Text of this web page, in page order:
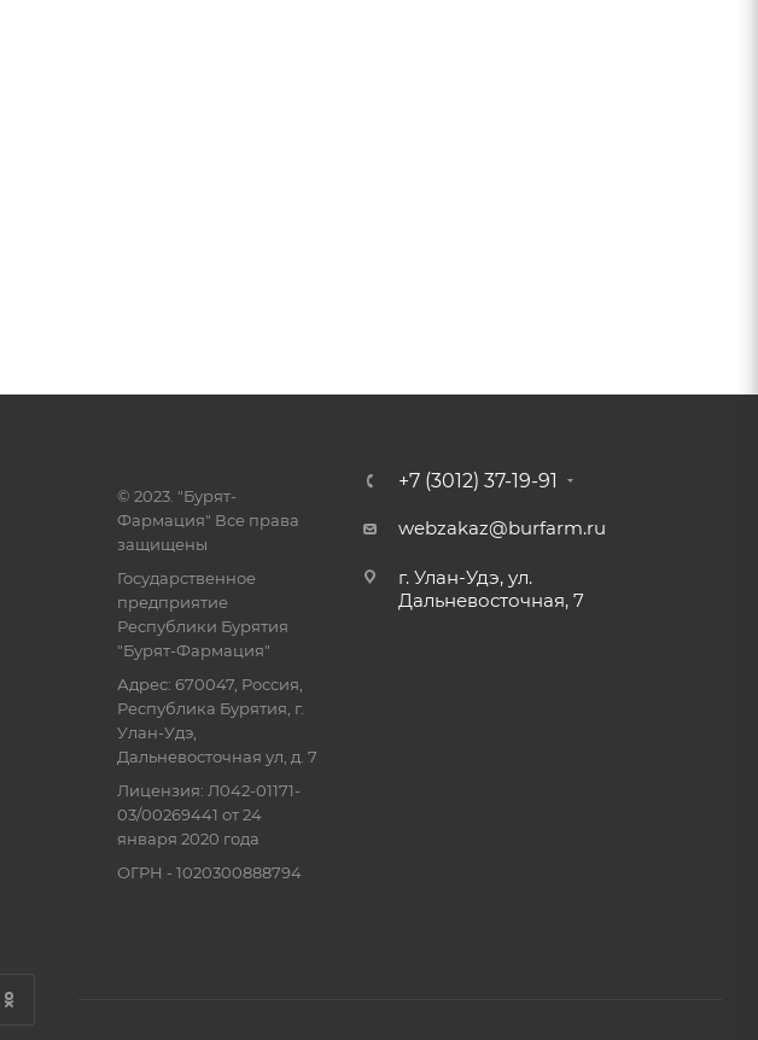
© 2023. "Бурят-
Фармация" Все права
защищены
Государственное
предприятие
Республики Бурятия
"Бурят-Фармация"
Адрес: 670047, Россия,
Республика Бурятия, г.
Улан-Удэ,
Дальневосточная ул, д. 7
Лицензия: Л042-01171-
03/00269441 от 24
января 2020 года
ОГРН - 1020300888794
+7 (3012) 37-19-91
webzakaz@burfarm.ru
г. Улан-Удэ, ул.
Дальневосточная, 7